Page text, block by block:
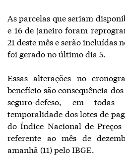
As parcelas que seriam
e 16 de janeiro foram
21 deste mês e serão incluídas
foi gerado no último dia 5.
Essas alterações no
benefício são consequência
seguro-defeso, em
temporalidade dos lotes de
do Índice Nacional de
referente ao mês de
amanhã (11) pelo IBGE.